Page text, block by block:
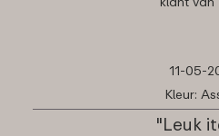
11-05-
Kleur:
"Leuk